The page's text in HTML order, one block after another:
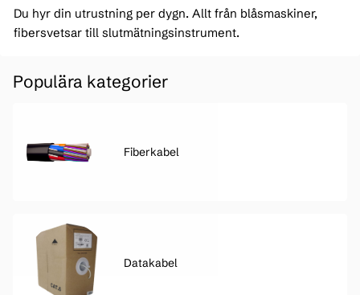
Du hyr din utrustning per dygn. Allt från blåsmaskiner,
fibersvetsar till slutmätningsinstrument.
Populära kategorier
Fiberkabel
Datakabel